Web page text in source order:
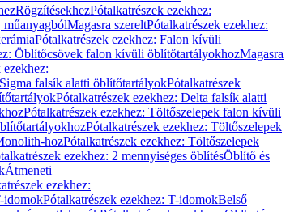
RögzítésekhezPótalkatrészek ezekhez:
Magasra szereltPótalkatrészek ezekhez:
Pótalkatrészek ezekhez: Falon kívüli
Öblítőcsövek falon kívüli öblítőtartályokhozMagasra
ezekhez:
Sigma falsík alatti öblítőtartályokPótalkatrészek
Pótalkatrészek ezekhez: Delta falsík alatti
Pótalkatrészek ezekhez: Töltőszelepek falon kívüli
Pótalkatrészek ezekhez: Töltőszelepek
hozPótalkatrészek ezekhez: Töltőszelepek
ezekhez: 2 mennyiséges öblítésÖblítő és
Átmeneti
ezekhez:
idomokPótalkatrészek ezekhez: T-idomokBelső